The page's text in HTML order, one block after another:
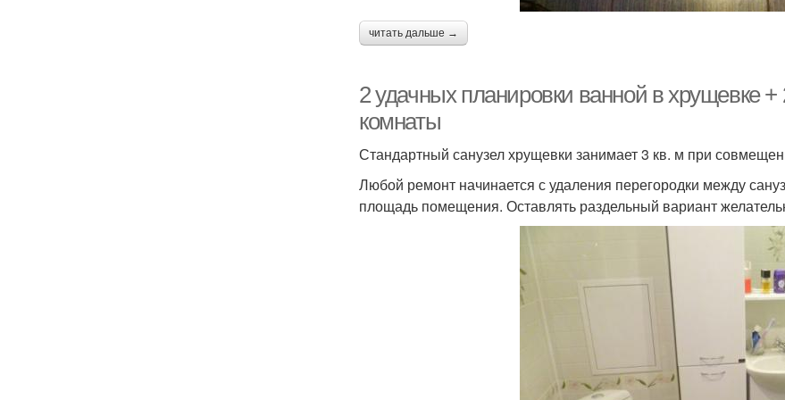
читать дальше →
2 удачных планировки ванной в хрущевке
комнаты
Стандартный санузел хрущевки занимает 3 кв. м при
Любой ремонт начинается с удаления перегородки между
площадь помещения. Оставлять раздельный вариант